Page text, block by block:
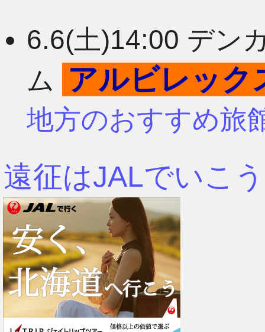
4月
2月
1月
7月
5月
4月
6.6(土)14:00 デン
ム
アルビレック
地方のおすすめ旅
遠征はJALでいこう